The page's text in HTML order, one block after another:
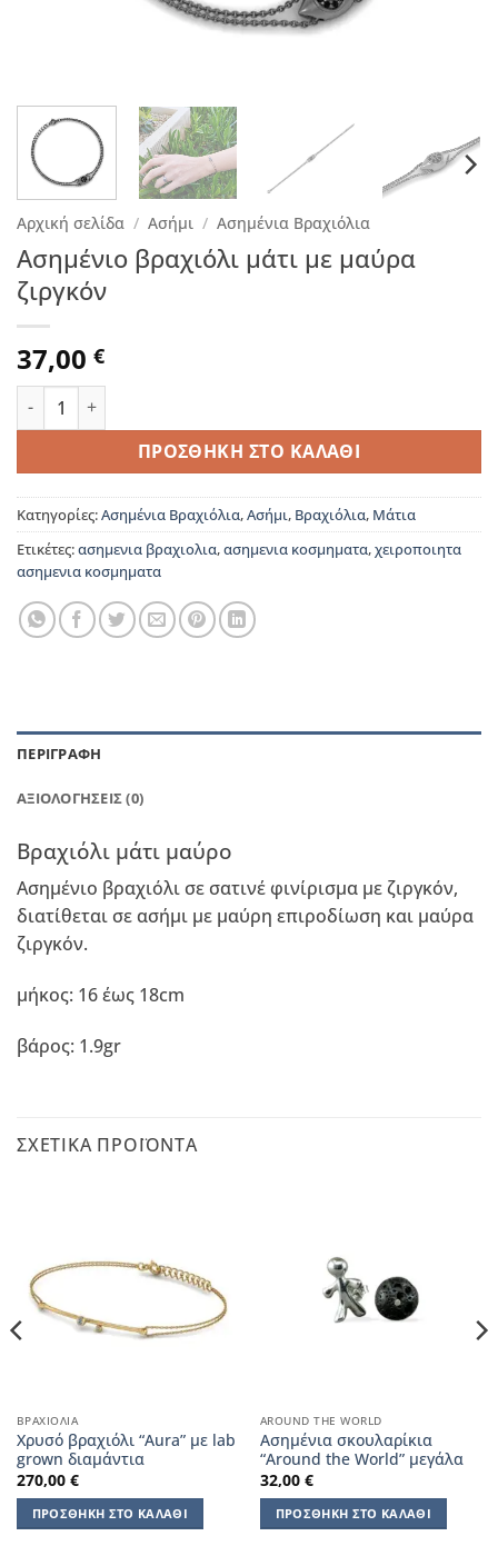
Αρχική σελίδα / Ασήμι / Ασημένια Βραχιόλια
Ασημένιο βραχιόλι μάτι με μαύρα
ζιργκόν
37,00 €
Ασημένιο βραχιόλι μάτι με μαύρα ζιργκόν ποσότητα
ΠΡΟΣΘΉΚΗ ΣΤΟ ΚΑΛΆΘΙ
Κατηγορίες:Ασημένια Βραχιόλια,Ασήμι, Βραχιόλια, Μάτια
Ετικέτες:ασημενια βραχιολια,ασημενια κοσμηματα,χειροποιητα
ασημενια κοσμηματα
ΠΕΡΙΓΡΑΦΉ
ΑΞΙΟΛΟΓΉΣΕΙΣ (0)
Βραχιόλι μάτι μαύρο
Ασημένιο βραχιόλι σε σατινέ φινίρισμα με ζιργκόν,
διατίθεται σε ασήμι με μαύρη επιροδίωση και μαύρα
ζιργκόν.
μήκος: 16 έως 18cm
βάρος: 1.9gr
ΣΧΕΤΙΚΆ ΠΡΟΪΌΝΤΑ
ΒΡΑΧΙΌΛΙΑ
Xρυσό βραχιόλι “Aura” με lab
grown διαμάντια
270,00 €
ΠΡΟΣΘΉΚΗ ΣΤΟ ΚΑΛΆΘΙ
AROUND THE WORLD
Ασημένια σκουλαρίκια
“Around the World” μεγάλα
32,00 €
ΠΡΟΣΘΉΚΗ ΣΤΟ ΚΑΛΆΘΙ